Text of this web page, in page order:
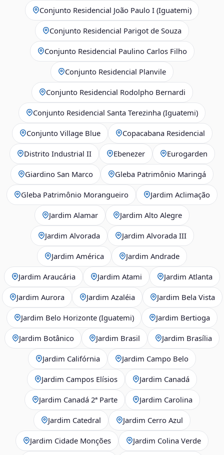
Conjunto Residencial João Paulo I (Iguatemi)
Conjunto Residencial Parigot de Souza
Conjunto Residencial Paulino Carlos Filho
Conjunto Residencial Planvile
Conjunto Residencial Rodolpho Bernardi
Conjunto Residencial Santa Terezinha (Iguatemi)
Conjunto Village Blue Copacabana Residencial
Distrito Industrial II Ebenezer Eurogarden
Giardino San Marco Gleba Patrimônio Maringá
Gleba Patrimônio Morangueiro Jardim Aclimação
Jardim Alamar Jardim Alto Alegre
Jardim Alvorada Jardim Alvorada III
Jardim América Jardim Andrade
Jardim Araucária Jardim Atami Jardim Atlanta
Jardim Aurora Jardim Azaléia Jardim Bela Vista
Jardim Belo Horizonte (Iguatemi) Jardim Bertioga
Jardim Botânico Jardim Brasil Jardim Brasília
Jardim Califórnia Jardim Campo Belo
Jardim Campos Elísios Jardim Canadá
Jardim Canadá 2ª Parte Jardim Carolina
Jardim Catedral Jardim Cerro Azul
Jardim Cidade Monções Jardim Colina Verde